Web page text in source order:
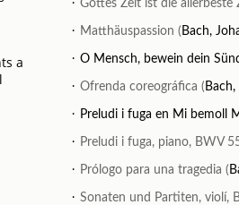
a
Gottes Zeit ist die allerbeste
. Matthäuspassion ( Bach,
. O Mensch, bewein dein
. Ofrenda coreográfica (
. Preludi i fuga en Mi bemoll
. Preludi i fuga, piano, BWV
. Prólogo para una tragedia (
. Sonaten und Partiten, violí,